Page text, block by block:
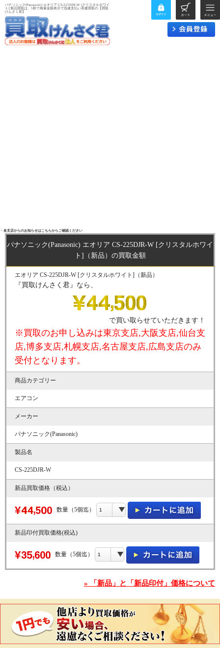
パナソニック(Panasonic) エオリア CS-225DJR-W [クリスタルホワイ
ト] 新品買取は、5秒で検索金額表示で迅速支払い高価買取の【買取
けんさく君】
・各支店からのお知らせはこちらからご確認ください
パナソニック(Panasonic) エオリア CS-225DJR-W [クリスタルホワイ
ト]（新品）の買取金額
エオリア CS-225DJR-W [クリスタルホワイト]（新品）
『買取けんさく君』なら、
で買い取らせていただきます！
※買取のお申し込みは東京支店,大阪支店,仙台支
店,博多支店,札幌支店,名古屋支店,広島支店のみ
受付となります。
商品カテゴリー
エアコン
メーカー
パナソニック(Panasonic)
製品名
CS-225DJR-W
新品買取価格（税込）
数量（5個迄）
新品印付買取価格(税込)
数量（5個迄）
» 「新品」と「新品印付」価格について